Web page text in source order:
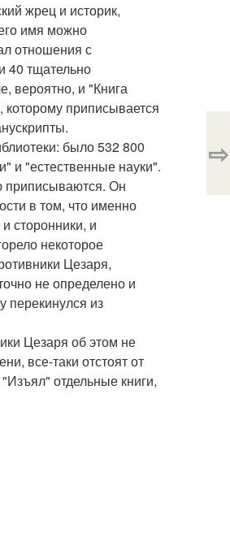
жрец и историк,
имя можно
отношения с
40 тщательно
вероятно, и "Книга
которому приписывается
было 532 800
и "естественные науки".
приписываются. Он
в том, что именно
сторонники, и
некоторое
Цезаря,
не определено и
перекинулся из
Цезаря об этом не
все-таки отстоят от
отдельные книги,
⇨